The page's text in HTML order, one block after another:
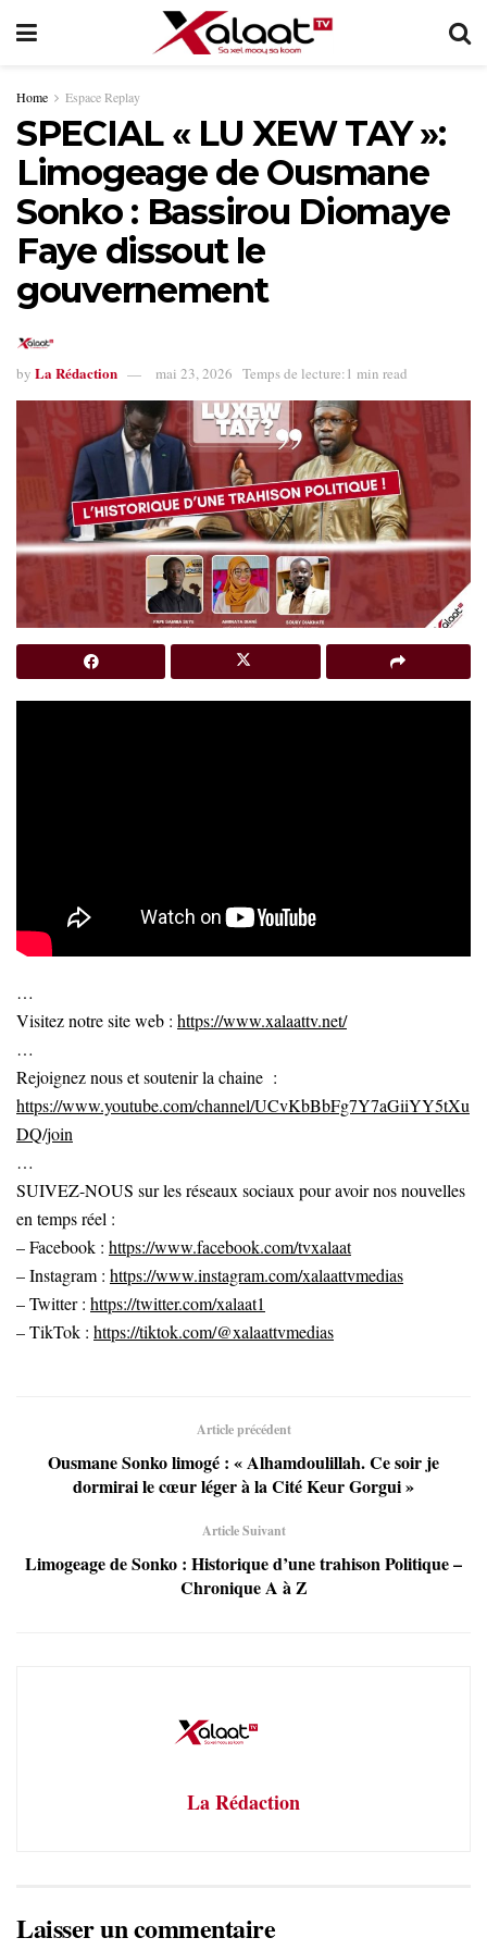
Home Espace Replay
SPECIAL « LU XEW TAY »:
Limogeage de Ousmane
Sonko : Bassirou Diomaye
Faye dissout le
gouvernement
by La Rédaction mai 23, 2026 Temps de lecture:1 min read
…
Visitez notre site web : https://www.xalaattv.net/
…
Rejoignez nous et soutenir la chaine :
https://www.youtube.com/channel/UCvKbBbFg7Y7aGiiYY5tXu
DQ/join
…
SUIVEZ-NOUS sur les réseaux sociaux pour avoir nos nouvelles
en temps réel :
– Facebook : https://www.facebook.com/tvxalaat
– Instagram : https://www.instagram.com/xalaattvmedias
– Twitter : https://twitter.com/xalaat1
– TikTok : https://tiktok.com/@xalaattvmedias
Article précédent
Ousmane Sonko limogé : « Alhamdoulillah. Ce soir je
dormirai le cœur léger à la Cité Keur Gorgui »
Article Suivant
Limogeage de Sonko : Historique d’une trahison Politique –
Chronique A à Z
La Rédaction
Laisser un commentaire